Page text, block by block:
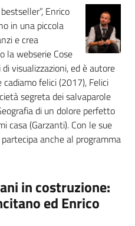
Enrico
in una piccola
e crea
la webserie Cose
visualizzazioni, ed è autore
felici (2017), Felici
segreta dei salvaparole
di un dolore perfetto
casa (Garzanti). Con le sue
anche al programma
in costruzione:
ed Enrico